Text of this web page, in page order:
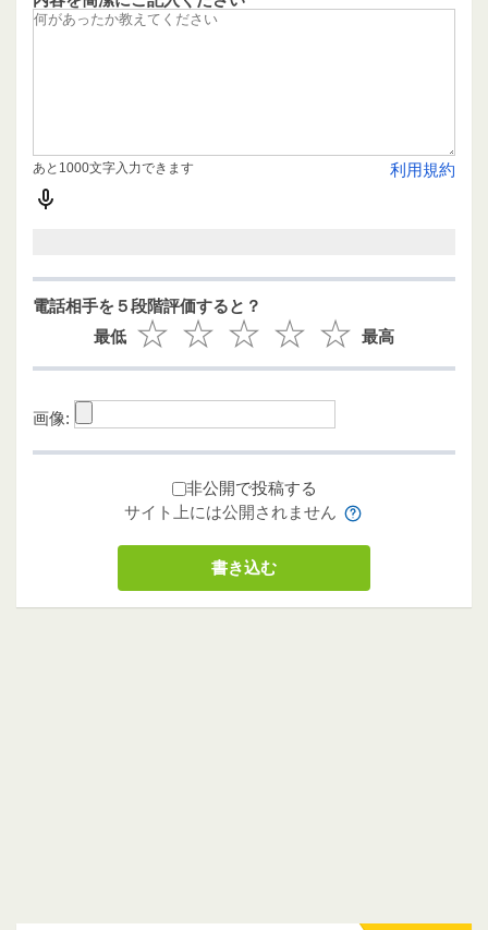
利用規約
あと1000文字入力できます
電話相手を５段階評価すると？
最低
最高
画像:
非公開で投稿する
サイト上には公開されません